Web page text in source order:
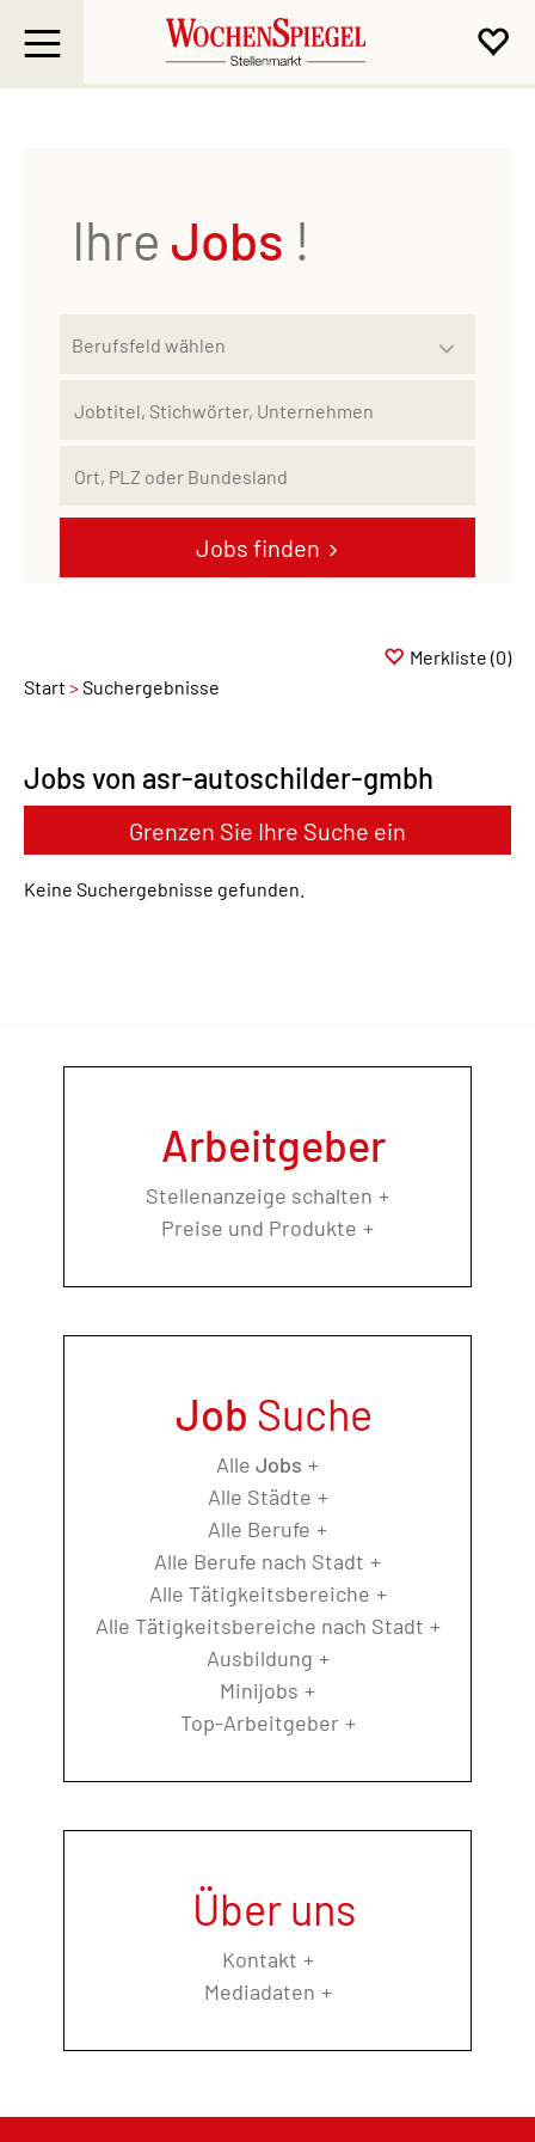
Ihre Jobs !
Jobs finden
Start Suchergebnisse
Merkliste (0)
Jobs von asr-autoschilder-gmbh
Grenzen Sie Ihre Suche ein
Keine Suchergebnisse gefunden.
Arbeitgeber
Stellenanzeige schalten
Preise und Produkte
Job Suche
Alle Jobs
Alle Städte
Alle Berufe
Alle Berufe nach Stadt
Alle Tätigkeitsbereiche
Alle Tätigkeitsbereiche nach Stadt
Ausbildung
Minijobs
Top-Arbeitgeber
Über uns
Kontakt
Mediadaten